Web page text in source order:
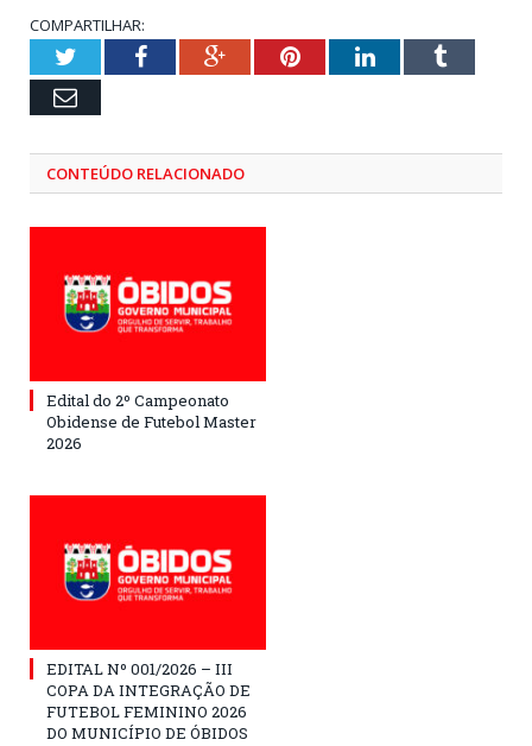
COMPARTILHAR:
TwitterFacebookGoogle+PinterestLinkedInTumblr
Email
CONTEÚDO RELACIONADO
Edital do 2º Campeonato
Obidense de Futebol Master
2026
EDITAL Nº 001/2026 – III
COPA DA INTEGRAÇÃO DE
FUTEBOL FEMININO 2026
DO MUNICÍPIO DE ÓBIDOS